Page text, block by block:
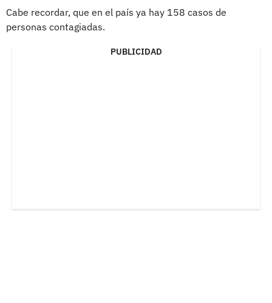
Cabe recordar, que en el país ya hay 158 casos de
personas contagiadas.
PUBLICIDAD